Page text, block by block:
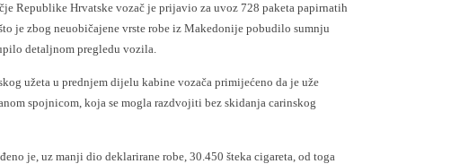
Hrvatske vozač je prijavio za uvoz 728 paketa papirnatih
je zbog neuobičajene vrste robe iz Makedonije pobudilo sumnju
detaljnom pregledu vozila.
užeta u prednjem dijelu kabine vozača primijećeno da je uže
spojnicom, koja se mogla razdvojiti bez skidanja carinskog
je, uz manji dio deklarirane robe, 30.450 šteka cigareta, od toga